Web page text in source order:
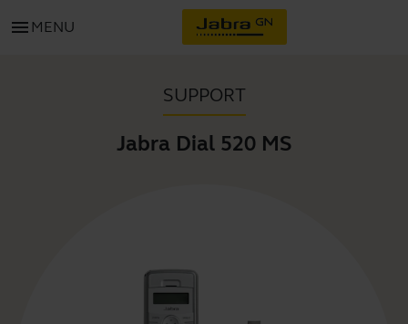
menu MENU
SUPPORT
Jabra Dial 520 MS